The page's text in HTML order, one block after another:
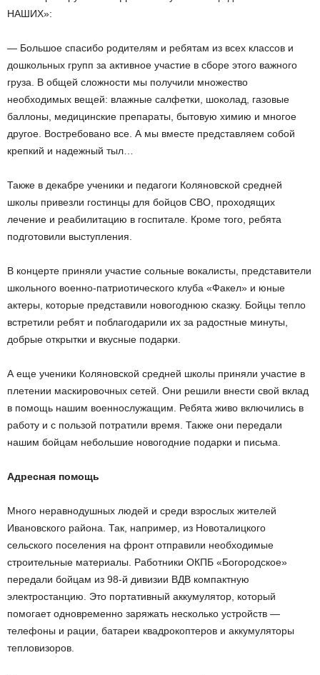
НАШИХ»:
— Большое спасибо родителям и ребятам из всех классов и
дошкольных групп за активное участие в сборе этого важного
груза. В общей сложности мы получили множество
необходимых вещей: влажные салфетки, шоколад, газовые
баллоны, медицинские препараты, бытовую химию и многое
другое. Востребовано все. А мы вместе представляем собой
крепкий и надежный тыл…
Также в декабре ученики и педагоги Коляновской средней
школы привезли гостинцы для бойцов СВО, проходящих
лечение и реабилитацию в госпитале. Кроме того, ребята
подготовили выступления.
В концерте приняли участие сольные вокалисты, представители
школьного военно-патриотического клуба «Факел» и юные
актеры, которые представили новогоднюю сказку. Бойцы тепло
встретили ребят и поблагодарили их за радостные минуты,
добрые открытки и вкусные подарки.
А еще ученики Коляновской средней школы приняли участие в
плетении маскировочных сетей. Они решили внести свой вклад
в помощь нашим военнослужащим. Ребята живо включились в
работу и с пользой потратили время. Также они передали
нашим бойцам небольшие новогодние подарки и письма.
Адресная помощь
Много неравнодушных людей и среди взрослых жителей
Ивановского района. Так, например, из Новоталицкого
сельского поселения на фронт отправили необходимые
строительные материалы. Работники ОКПБ «Богородское»
передали бойцам из 98-й дивизии ВДВ компактную
электростанцию. Это портативный аккумулятор, который
помогает одновременно заряжать несколько устройств —
телефоны и рации, батареи квадрокоптеров и аккумуляторы
тепловизоров.